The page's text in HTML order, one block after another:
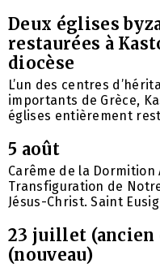
Deux églises
restaurées à
diocèse
L’un des centres
importants de Grèce,
églises entièrement
5 août
Carême de la Dormition
Transfiguration de
Jésus-Christ. Saint
23 juillet (ancien
(nouveau)